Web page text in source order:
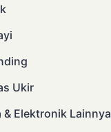
Ukir
& Elektronik Lainnya